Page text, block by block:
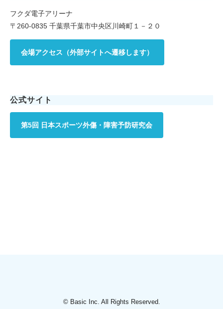
オンラインショップ
English
フクダ電子アリーナ
〒260-0835 千葉県千葉市中央区川崎町１－２０
会場アクセス（外部サイトへ遷移します）
公式サイト
第5回 日本スポーツ外傷・障害予防研究会
© Basic Inc. All Rights Reserved.